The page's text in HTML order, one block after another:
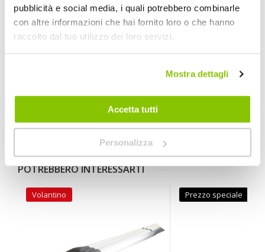
pubblicità e social media, i quali potrebbero combinarle
con altre informazioni che hai fornito loro o che hanno
raccolto dal tuo utilizzo dei loro servizi.
Mostra dettagli
Accetta tutti
Personalizza
Barre da tetto premontate auto
Mod. 092
2
Veicoli compatibili
Peugeot 2008 5 porte 2020 > 5 porte Tetto normale
POTREBBERO INTERESSARTI
Volantino Prezzo speciale